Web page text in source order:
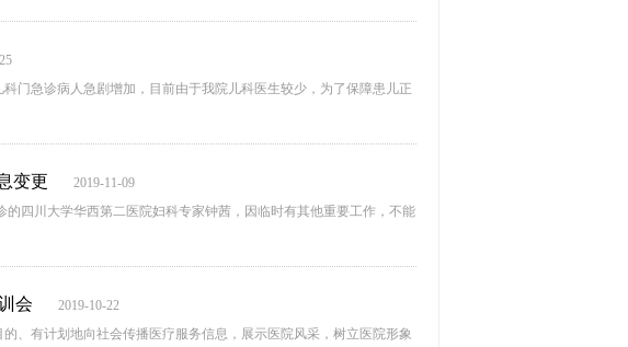
门急诊病人急剧增加，目前由于我院儿科医生较少，为了保障患儿正
变更
2019-11-09
四川大学华西第二医院妇科专家钟茜，因临时有其他重要工作，不能
会
2019-10-22
、有计划地向社会传播医疗服务信息，展示医院风采，树立医院形象